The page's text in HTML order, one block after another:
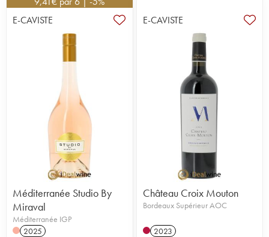
E-CAVISTE
Méditerranée Studio By
Miraval
Méditerranée IGP
2025
E-CAVISTE
Château Croix Mouton
Bordeaux Supérieur AOC
2023